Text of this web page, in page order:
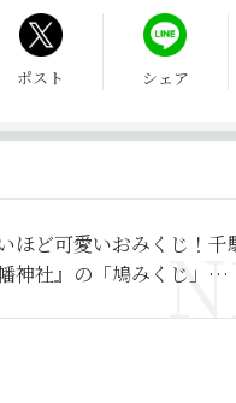
ポスト シェア
ほど可愛いおみくじ！千
神社』の「鳩みくじ」